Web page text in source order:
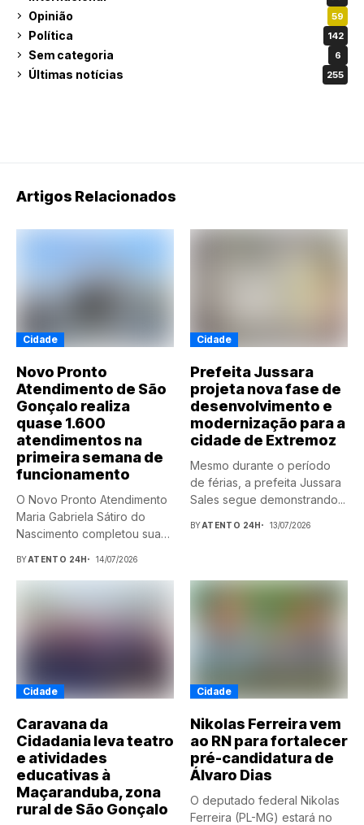
Opinião 59
Política 142
Sem categoria 6
Últimas notícias 255
Artigos Relacionados
Cidade
Novo Pronto
Atendimento de São
Gonçalo realiza
quase 1.600
atendimentos na
primeira semana de
funcionamento
O Novo Pronto Atendimento
Maria Gabriela Sátiro do
Nascimento completou sua
BYATENTO 24H 14/07/2026
Cidade
Prefeita Jussara
projeta nova fase de
desenvolvimento e
modernização para a
cidade de Extremoz
Mesmo durante o período
de férias, a prefeita Jussara
Sales segue demonstrando...
BYATENTO 24H 13/07/2026
Cidade
Caravana da
Cidadania leva teatro
e atividades
educativas à
Maçaranduba, zona
rural de São Gonçalo
Cidade
Nikolas Ferreira vem
ao RN para fortalecer
pré-candidatura de
Álvaro Dias
O deputado federal Nikolas
Ferreira (PL-MG) estará no